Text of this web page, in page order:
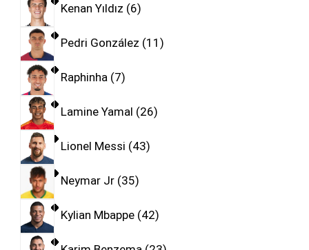
Kenan Yıldız 6
Pedri González 11
Raphinha 7
Lamine Yamal 26
Lionel Messi 43
Neymar Jr 35
Kylian Mbappe 42